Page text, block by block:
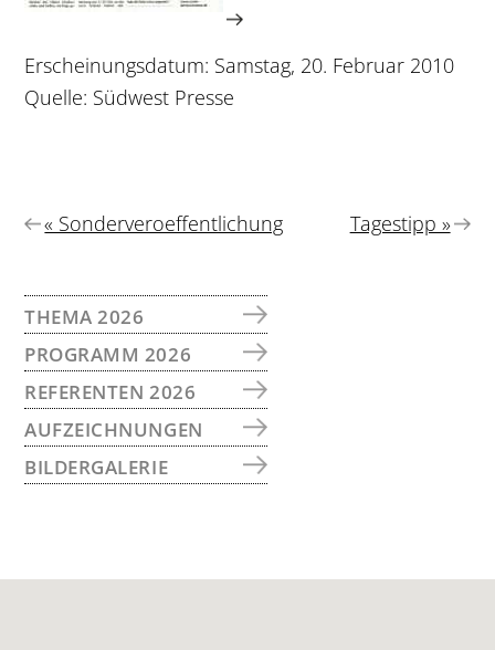
Erscheinungsdatum: Samstag, 20. Februar 2010
Quelle: Südwest Presse
Vorheriger
« Sonderveroeffentlichung
Nächster
Tagestipp »
SEITENSPALTE
THEMA 2026
PROGRAMM 2026
REFERENTEN 2026
AUFZEICHNUNGEN
BILDERGALERIE